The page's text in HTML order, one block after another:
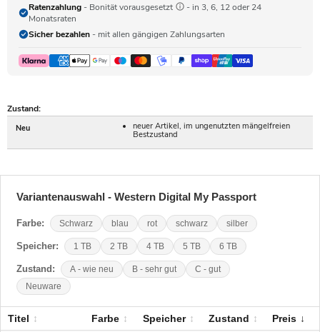
Ratenzahlung - Bonität vorausgesetzt
- in 3, 6, 12 oder 24
Monatsraten
Sicher bezahlen - mit allen gängigen Zahlungsarten
Zustand:
Neu
neuer Artikel, im ungenutzten mängelfreien
Bestzustand
Variantenauswahl - Western Digital My Passport
Farbe: Schwarz blau rot schwarz silber
Speicher: 1 TB 2 TB 4 TB 5 TB 6 TB
Zustand: A - wie neu B - sehr gut
C - gut
Neuware
Titel Farbe Speicher Zustand Preis